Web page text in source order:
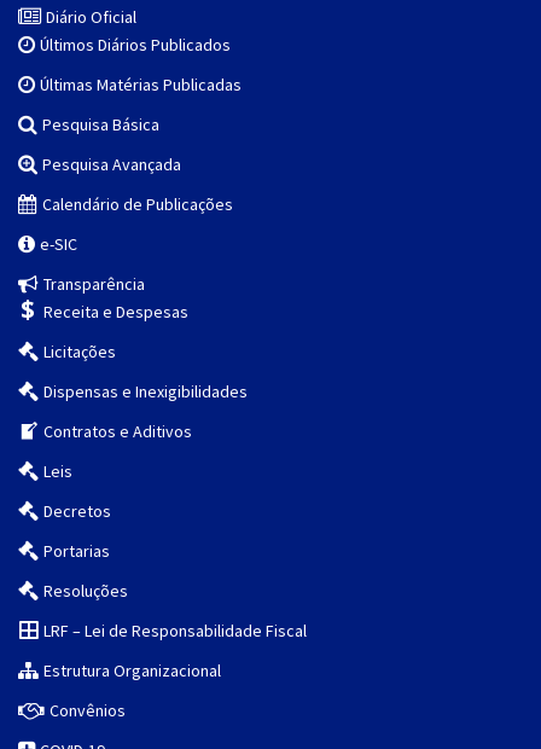
Diário Oficial
Últimos Diários Publicados
Últimas Matérias Publicadas
Pesquisa Básica
Pesquisa Avançada
Calendário de Publicações
e-SIC
Transparência
Receita e Despesas
Licitações
Dispensas e Inexigibilidades
Contratos e Aditivos
Leis
Decretos
Portarias
Resoluções
LRF – Lei de Responsabilidade Fiscal
Estrutura Organizacional
Convênios